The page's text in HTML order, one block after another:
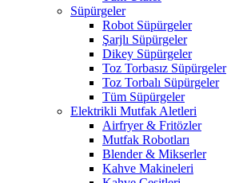
Süpürgeler
Robot Süpürgeler
Şarjlı Süpürgeler
Dikey Süpürgeler
Toz Torbasız Süpürgeler
Toz Torbalı Süpürgeler
Tüm Süpürgeler
Elektrikli Mutfak Aletleri
Airfryer & Fritözler
Mutfak Robotları
Blender & Mikserler
Kahve Makineleri